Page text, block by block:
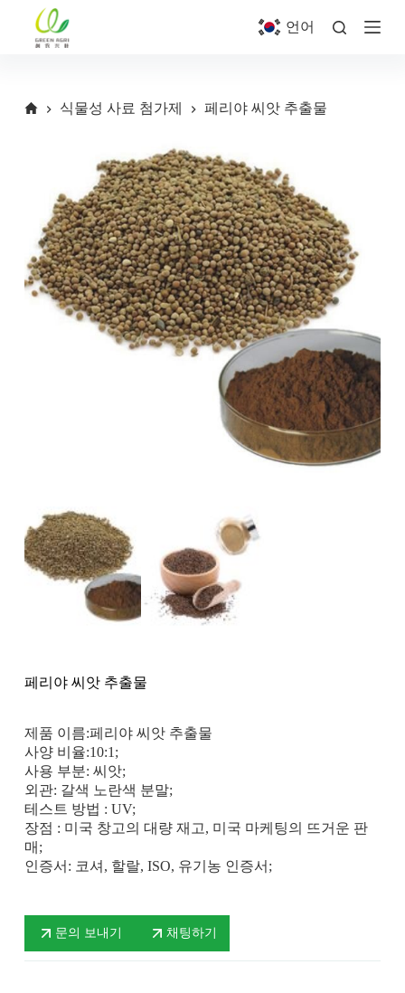
언어
식물성 사료 첨가제 페리야 씨앗 추출물
페리야 씨앗 추출물
제품 이름:페리야 씨앗 추출물
사양 비율:10:1;
사용 부분: 씨앗;
외관: 갈색 노란색 분말;
테스트 방법 : UV;
장점 : 미국 창고의 대량 재고, 미국 마케팅의 뜨거운 판
매;
인증서: 코셔, 할랄, ISO, 유기농 인증서;
문의 보내기 채팅하기